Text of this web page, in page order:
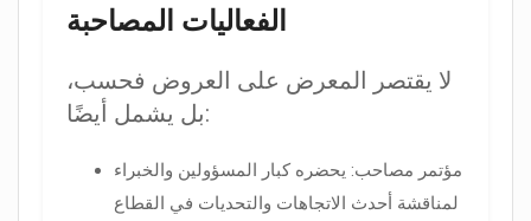
الفعاليات المصاحبة
لا يقتصر المعرض على العروض فحسب،
بل يشمل أيضًا:
مؤتمر مصاحب: يحضره كبار المسؤولين والخبراء
لمناقشة أحدث الاتجاهات والتحديات في القطاع